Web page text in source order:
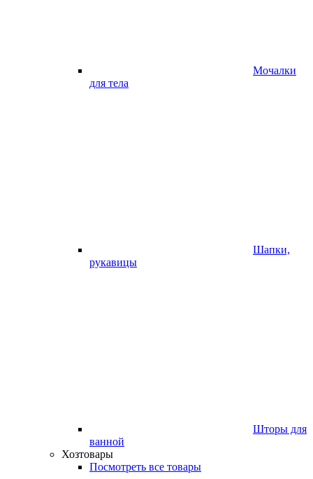
Мочалки
для тела
Шапки,
рукавицы
Шторы для
ванной
Хозтовары
Посмотреть все товары